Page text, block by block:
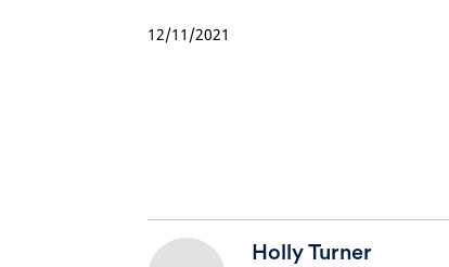
12/11/2021
Holly Turner